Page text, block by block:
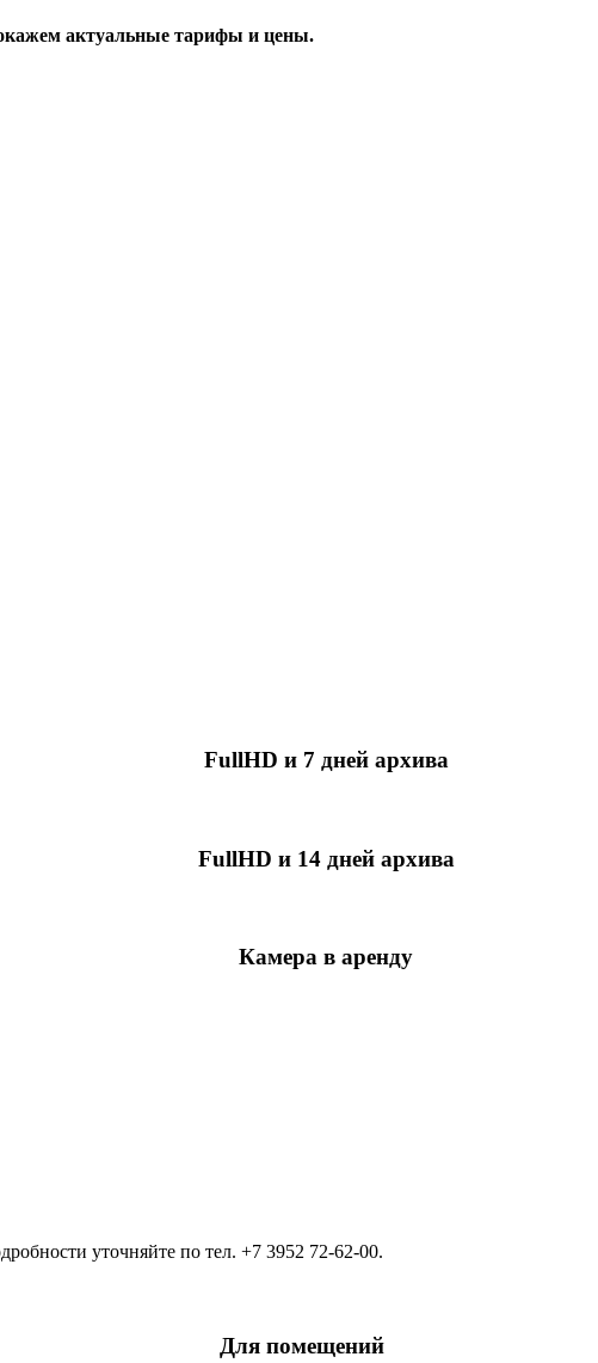
актуальные тарифы и цены.
FullHD и 7 дней архива
FullHD и 14 дней архива
Камера в аренду
уточняйте по тел. +7 3952 72-62-00.
Для помещений